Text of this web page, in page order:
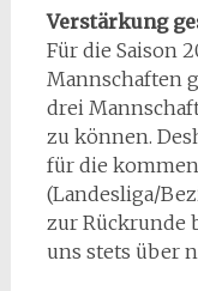
Verstärkung
Für die Saison
Mannschaften
drei
zu können.
für die
(Landesliga/
zur Rückrunde
uns stets über